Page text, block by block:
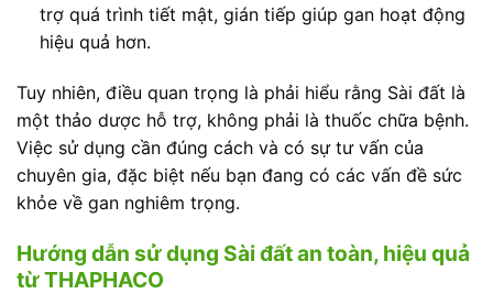
trợ quá trình tiết mật, gián tiếp giúp gan hoạt động
hiệu quả hơn.
Tuy nhiên, điều quan trọng là phải hiểu rằng Sài đất là
một thảo dược hỗ trợ, không phải là thuốc chữa bệnh.
Việc sử dụng cần đúng cách và có sự tư vấn của
chuyên gia, đặc biệt nếu bạn đang có các vấn đề sức
khỏe về gan nghiêm trọng.
Hướng dẫn sử dụng Sài đất an toàn, hiệu quả
từ THAPHACO